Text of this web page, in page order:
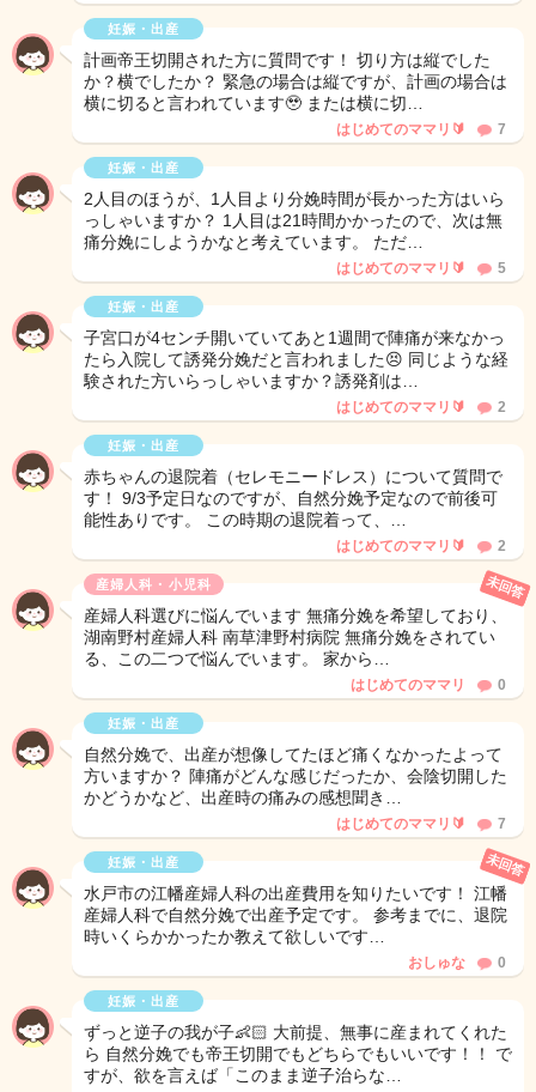
妊娠・出産
計画帝王切開された方に質問です！ 切り方は縦でした
か？横でしたか？ 緊急の場合は縦ですが、計画の場合は
横に切ると言われています🥹 または横に切…
はじめてのママリ🔰 7
妊娠・出産
2人目のほうが、1人目より分娩時間が長かった方はいら
っしゃいますか？ 1人目は21時間かかったので、次は無
痛分娩にしようかなと考えています。 ただ…
はじめてのママリ🔰 5
妊娠・出産
子宮口が4センチ開いていてあと1週間で陣痛が来なかっ
たら入院して誘発分娩だと言われました😣 同じような経
験された方いらっしゃいますか？誘発剤は…
はじめてのママリ🔰 2
妊娠・出産
赤ちゃんの退院着（セレモニードレス）について質問で
す！ 9/3予定日なのですが、自然分娩予定なので前後可
能性ありです。 この時期の退院着って、…
はじめてのママリ🔰 2
産婦人科・小児科
産婦人科選びに悩んでいます 無痛分娩を希望しており、
湖南野村産婦人科 南草津野村病院 無痛分娩をされてい
る、この二つで悩んでいます。 家から…
未回答
はじめてのママリ 0
妊娠・出産
自然分娩で、出産が想像してたほど痛くなかったよって
方いますか？ 陣痛がどんな感じだったか、会陰切開した
かどうかなど、出産時の痛みの感想聞き…
はじめてのママリ🔰 7
妊娠・出産
水戸市の江幡産婦人科の出産費用を知りたいです！ 江幡
産婦人科で自然分娩で出産予定です。 参考までに、退院
時いくらかかったか教えて欲しいです…
未回答
おしゅな 0
妊娠・出産
ずっと逆子の我が子👶🏻 大前提、無事に産まれてくれた
ら 自然分娩でも帝王切開でもどちらでもいいです！！ で
すが、欲を言えば「このまま逆子治らな…